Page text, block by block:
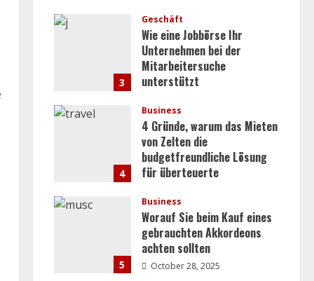
3
Geschäft
Wie eine Jobbörse Ihr
Unternehmen bei der
Mitarbeitersuche
unterstützt
4
Business
4 Gründe, warum das Mieten
von Zelten die
budgetfreundliche Lösung
für überteuerte
October 28, 2025
5
Business
Worauf Sie beim Kauf eines
gebrauchten Akkordeons
achten sollten
October 28, 2025